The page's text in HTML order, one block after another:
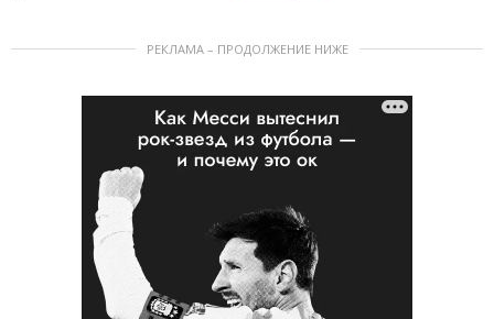
РЕКЛАМА – ПРОДОЛЖЕНИЕ НИЖЕ